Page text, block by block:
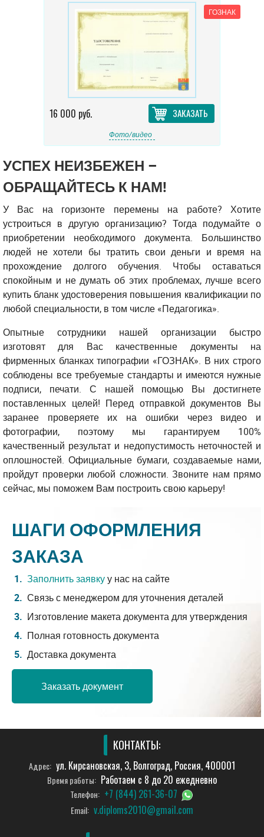
ГОЗНАК
16 000 руб. ЗАКАЗАТЬ
Фото/видео
УСПЕХ НЕИЗБЕЖЕН –
ОБРАЩАЙТЕСЬ К НАМ!
У Вас на горизонте перемены на работе? Хотите
устроиться в другую организацию? Тогда подумайте о
приобретении необходимого документа. Большинство
людей не хотели бы тратить свои деньги и время на
прохождение долгого обучения. Чтобы оставаться
спокойным и не думать об этих проблемах, лучше всего
купить бланк удостоверения повышения квалификации по
любой специальности, в том числе «Педагогика».
Опытные сотрудники нашей организации быстро
изготовят для Вас качественные документы на
фирменных бланках типографии «ГОЗНАК». В них строго
соблюдены все требуемые стандарты и имеются нужные
подписи, печати. С нашей помощью Вы достигнете
поставленных целей! Перед отправкой документов Вы
заранее проверяете их на ошибки через видео и
фотографии, поэтому мы гарантируем 100%
качественный результат и недопустимость неточностей и
оплошностей. Официальные бумаги, создаваемые нами,
пройдут проверки любой сложности. Звоните нам прямо
сейчас, мы поможем Вам построить свою карьеру!
ШАГИ ОФОРМЛЕНИЯ
ЗАКАЗА
Заполнить заявкуу нас на сайте
Связь с менеджером для уточнения деталей
Изготовление макета документа для утверждения
Полная готовность документа
Доставка документа
Заказать документ
КОНТАКТЫ:
Адрес: ул. Кирсановская, 3, Волгоград, Россия, 400001
Время работы: Работаем с 8 до 20 ежедневно
Телефон: +7 (844) 261-36-07
Email: v.diploms2010@gmail.com